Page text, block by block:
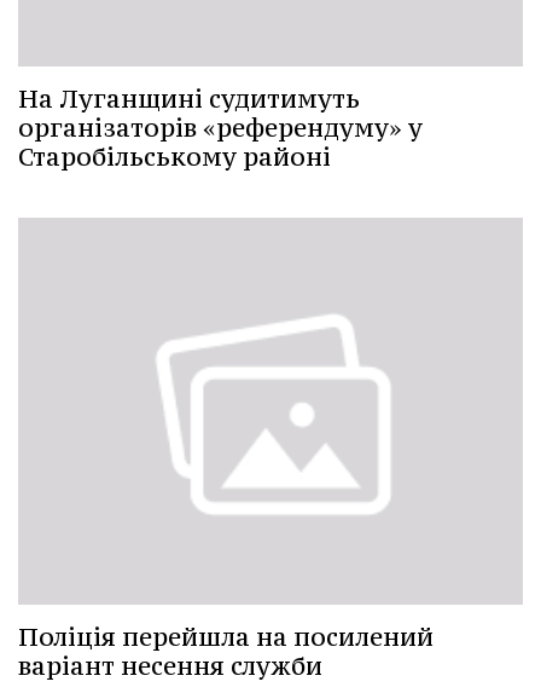
На Луганщині судитимуть
організаторів «референдуму» у
Старобільському районі
Поліція перейшла на посилений
варіант несення служби